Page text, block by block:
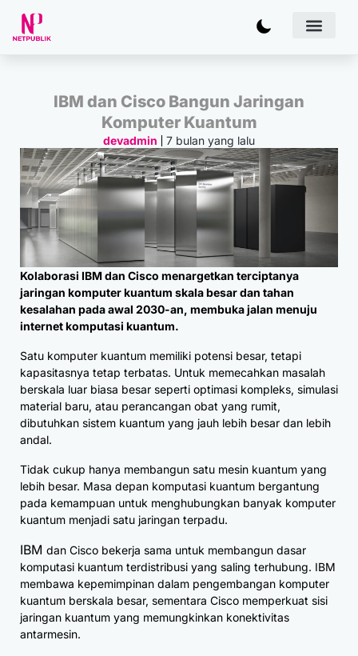
IBM dan Cisco Bangun Jaringan
Komputer Kuantum
devadmin 7 bulan yang lalu
Kolaborasi IBM dan Cisco menargetkan terciptanya
jaringan komputer kuantum skala besar dan tahan
kesalahan pada awal 2030-an, membuka jalan menuju
internet komputasi kuantum.
Satu komputer kuantum memiliki potensi besar, tetapi
kapasitasnya tetap terbatas. Untuk memecahkan masalah
berskala luar biasa besar seperti optimasi kompleks, simulasi
material baru, atau perancangan obat yang rumit,
dibutuhkan sistem kuantum yang jauh lebih besar dan lebih
andal.
Tidak cukup hanya membangun satu mesin kuantum yang
lebih besar. Masa depan komputasi kuantum bergantung
pada kemampuan untuk menghubungkan banyak komputer
kuantum menjadi satu jaringan terpadu.
IBM dan Cisco bekerja sama untuk membangun dasar
komputasi kuantum terdistribusi yang saling terhubung. IBM
membawa kepemimpinan dalam pengembangan komputer
kuantum berskala besar, sementara Cisco memperkuat sisi
jaringan kuantum yang memungkinkan konektivitas
antarmesin.